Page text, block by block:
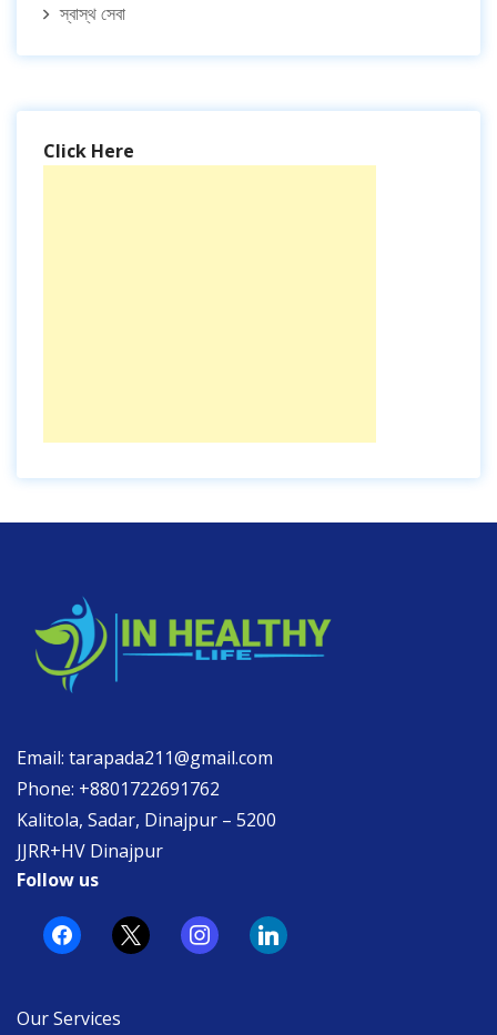
স্বাস্থ সেবা
Click Here
Email: tarapada211@gmail.com
Phone: +8801722691762
Kalitola, Sadar, Dinajpur – 5200
JJRR+HV Dinajpur
Follow us
facebook
x instagramlinkedin
Our Services